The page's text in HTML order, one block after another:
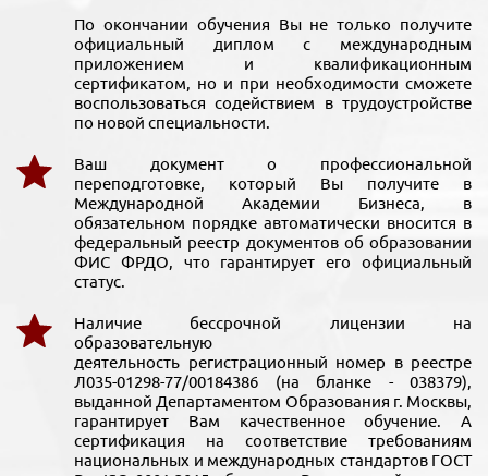
По окончании обучения Вы не только получите
официальный диплом с международным
приложением и квалификационным
сертификатом, но и при необходимости сможете
воспользоваться содействием в трудоустройстве
по новой специальности.
Ваш документ о профессиональной
переподготовке, который Вы получите в
Международной Академии Бизнеса, в
обязательном порядке автоматически вносится в
федеральный реестр документов об образовании
ФИС ФРДО, что гарантирует его официальный
статус.
Наличие бессрочной лицензии на
образовательную
деятельность регистрационный номер в реестре
Л035-01298-77/00184386 (на бланке - 038379),
выданной Департаментом Образования г. Москвы,
гарантирует Вам качественное обучение. А
сертификация на соответствие требованиям
национальных и международных стандартов ГОСТ